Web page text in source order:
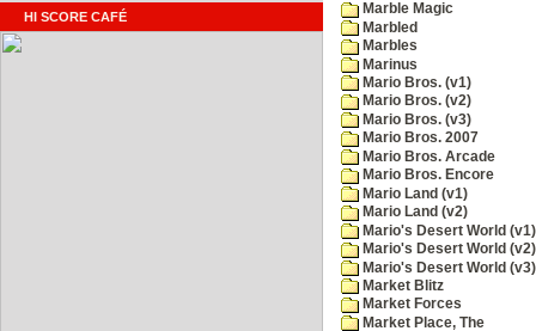
HI SCORE CAFÉ
Marble Magic
Marbled
Marbles
Marinus
Mario Bros. (v1)
Mario Bros. (v2)
Mario Bros. (v3)
Mario Bros. 2007
Mario Bros. Arcade
Mario Bros. Encore
Mario Land (v1)
Mario Land (v2)
Mario's Desert World (v1)
Mario's Desert World (v2)
Mario's Desert World (v3)
Market Blitz
Market Forces
Market Place, The